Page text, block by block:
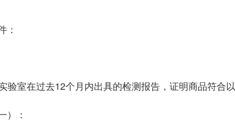
：
验室在过去12个月内出具的检测报告，证明商品符合
）：